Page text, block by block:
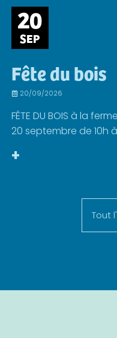
20
SEP
Fête du bois
20/09/2026
FÊTE DU BOIS à la
20 septembre de 10h
+
Tout